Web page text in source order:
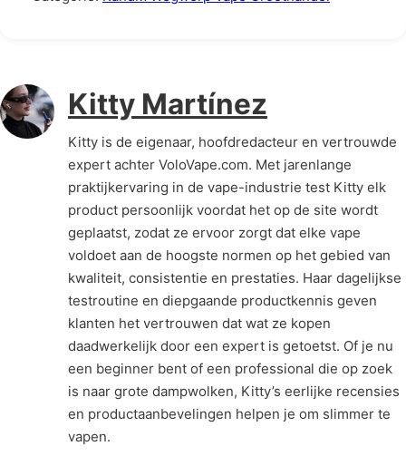
Kitty Martínez
Kitty is de eigenaar, hoofdredacteur en vertrouwde
expert achter VoloVape.com. Met jarenlange
praktijkervaring in de vape-industrie test Kitty elk
product persoonlijk voordat het op de site wordt
geplaatst, zodat ze ervoor zorgt dat elke vape
voldoet aan de hoogste normen op het gebied van
kwaliteit, consistentie en prestaties. Haar dagelijkse
testroutine en diepgaande productkennis geven
klanten het vertrouwen dat wat ze kopen
daadwerkelijk door een expert is getoetst. Of je nu
een beginner bent of een professional die op zoek
is naar grote dampwolken, Kitty’s eerlijke recensies
en productaanbevelingen helpen je om slimmer te
vapen.